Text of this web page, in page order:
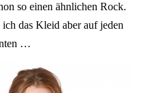
so einen ähnlichen Rock.
das Kleid aber auf jeden
…